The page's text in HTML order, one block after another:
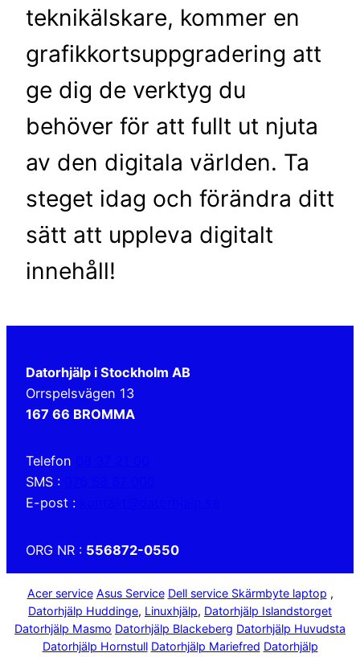
teknikälskare, kommer en
grafikkortsuppgradering att
ge dig de verktyg du
behöver för att fullt ut njuta
av den digitala världen. Ta
steget idag och förändra ditt
sätt att uppleva digitalt
innehåll!
Datorhjälp i Stockholm AB
Orrspelsvägen 13
167 66 BROMMA
Telefon
SMS :
E-post :
ORG NR : 556872-0550
Acer service Asus Service Dell service Skärmbyte laptop ,
Datorhjälp Huddinge, Linuxhjälp, Datorhjälp Islandstorget
Datorhjälp Masmo Datorhjälp Blackeberg Datorhjälp Huvudsta
Datorhjälp Hornstull Datorhjälp Mariefred Datorhjälp